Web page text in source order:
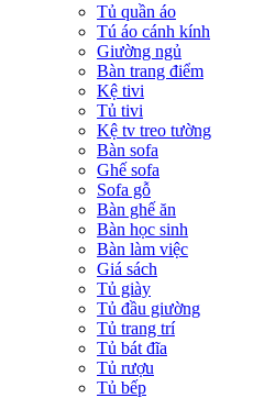
Tủ quần áo
Tú áo cánh kính
Giường ngủ
Bàn trang điểm
Kệ tivi
Tủ tivi
Kệ tv treo tường
Bàn sofa
Ghế sofa
Sofa gỗ
Bàn ghế ăn
Bàn học sinh
Bàn làm việc
Giá sách
Tủ giày
Tủ đầu giường
Tủ trang trí
Tủ bát đĩa
Tủ rượu
Tủ bếp